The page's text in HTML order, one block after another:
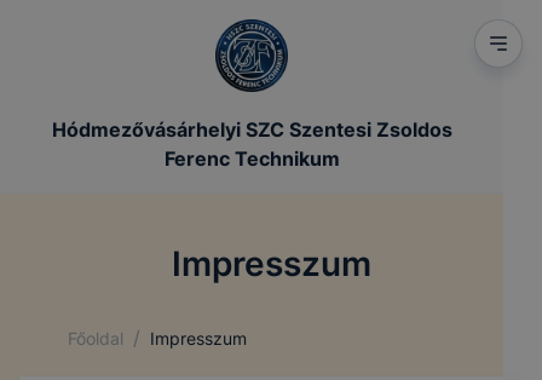
Hódmezővásárhelyi SZC Szentesi Zsoldos
Ferenc Technikum
Impresszum
Főoldal / Impresszum